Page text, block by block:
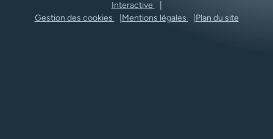
Interactive
Gestion des cookies
Mentions légales Plan du site